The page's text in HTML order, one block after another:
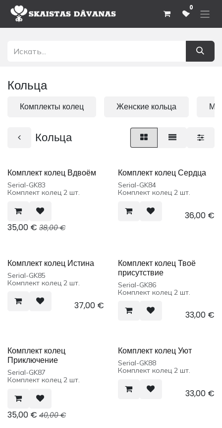
Перейти к содержимому 0
Кольца
Комплекты колец Женские кольца
Кольца
Комплект колец Вдвоём
Serial-GK83
Комплект колец 2 шт.
35,00 € 38,00€
Комплект колец Сердца
Serial-GK84
Комплект колец 2 шт.
36,00€
Комплект колец Истина
Serial-GK85
Комплект колец 2 шт.
37,00€
Комплект колец Твоё
присутствие
Serial-GK86
Комплект колец 2 шт.
33,00€
Комплект колец
Приключение
Serial-GK87
Комплект колец 2 шт.
35,00 € 40,00€
Комплект колец Уют
Serial-GK88
Комплект колец 2 шт.
33,00€